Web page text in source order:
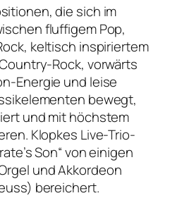
die sich im
fluffigem Pop,
keltisch inspiriertem
Rock, vorwärts
Energie und leise
bewegt,
und mit höchstem
Klopkes Live-Trio-
Son“ von einigen
und Akkordeon
bereichert.